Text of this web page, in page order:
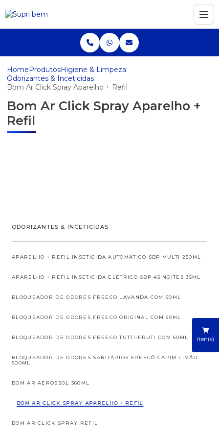
iten(s)
HomeProdutosHigiene & Limpeza
Odorizantes & Inceticidas
Bom Ar Click Spray Aparelho + Refil
Bom Ar Click Spray Aparelho +
Refil
ODORIZANTES & INCETICIDAS
APARELHO + REFIL INSETICIDA AUTOMÁTICO SBP MULTI 250ML
APARELHO + REFIL INSETICIDA ELÉTRICO SBP 45 NOITES 35ML
BLOQUEADOR DE ODORES FREECO LAVANDA COM 60ML
BLOQUEADOR DE ODORES FREECO ORIGINAL COM 60ML
BLOQUEADOR DE ODORES FREECO TUTTI-FRUTI COM 60ML
BLOQUEADOR DE ODORES SANITÁRIOS FREECÔ CAPIM LIMÃO
500ML
BOM AR AEROSSOL 360ML
BOM AR CLICK SPRAY APARELHO + REFIL
BOM AR CLICK SPRAY REFIL